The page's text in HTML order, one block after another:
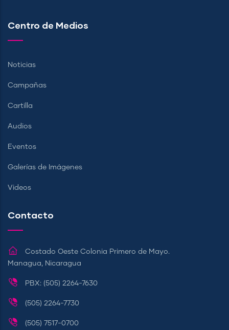
Centro de Medios
Noticias
Campañas
Cartilla
Audios
Eventos
Galerías de Imágenes
Videos
Contacto
Costado Oeste Colonia Primero de Mayo.
Managua, Nicaragua
PBX: (505) 2264-7630
(505) 2264-7730
(505) 7517-0700